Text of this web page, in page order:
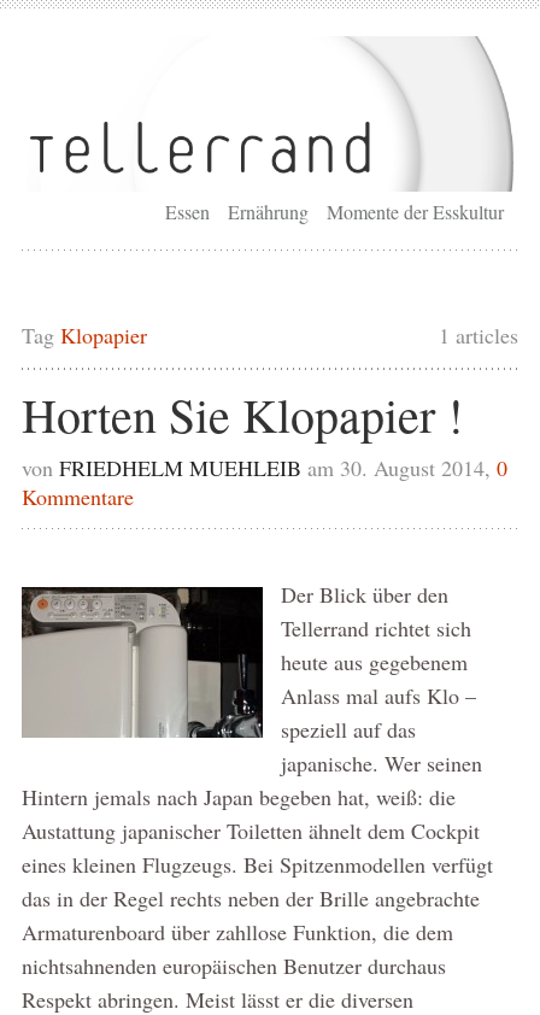
Essen Ernährung Momente der Esskultur
1 articles
Tag Klopapier
Horten Sie Klopapier !
von FRIEDHELM MUEHLEIB am 30. August 2014, 0
Kommentare
Der Blick über den
Tellerrand richtet sich
heute aus gegebenem
Anlass mal aufs Klo –
speziell auf das
japanische. Wer seinen
Hintern jemals nach Japan begeben hat, weiß: die
Austattung japanischer Toiletten ähnelt dem Cockpit
eines kleinen Flugzeugs. Bei Spitzenmodellen verfügt
das in der Regel rechts neben der Brille angebrachte
Armaturenboard über zahllose Funktion, die dem
nichtsahnenden europäischen Benutzer durchaus
Respekt abringen. Meist lässt er die diversen